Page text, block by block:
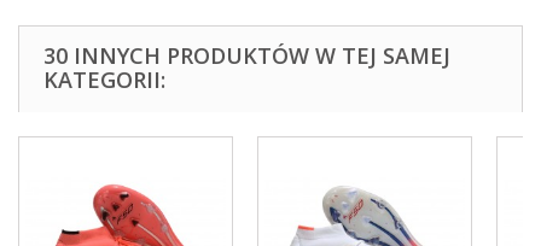
30 INNYCH PRODUKTÓW W TEJ SAMEJ
KATEGORII: